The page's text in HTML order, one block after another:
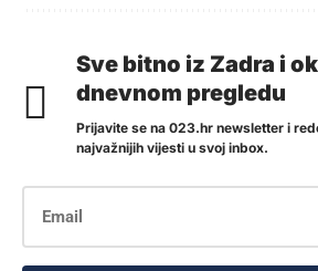
Sve bitno iz Zadra i
dnevnom pregledu
Prijavite se na 023.hr newsletter i
najvažnijih vijesti u svoj inbox.